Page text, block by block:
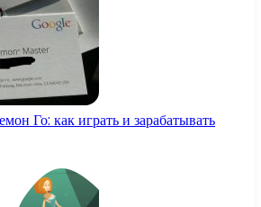
Го: как играть и зарабатывать